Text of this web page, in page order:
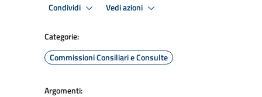
Condividi Vedi azioni
Categorie:
Commissioni Consiliari e Consulte
Argomenti: